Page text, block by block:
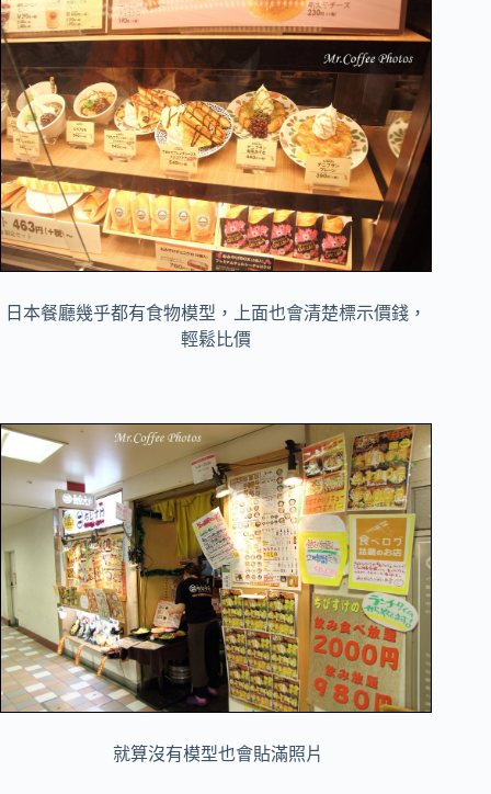
日本餐廳幾乎都有食物模型，上面也會清楚標示價錢，
輕鬆比價
就算沒有模型也會貼滿照片